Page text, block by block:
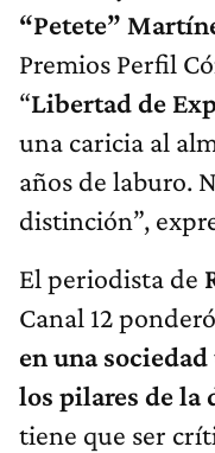
“Petete”
Premios Perfil
“Libertad de
una caricia al
años de laburo.
distinción”,
El periodista de
Canal 12
en una
los pilares de la
tiene que ser